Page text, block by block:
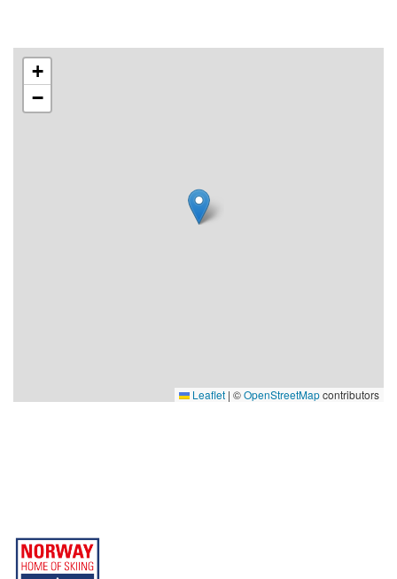
+
−
Leaflet | ©OpenStreetMapcontributors